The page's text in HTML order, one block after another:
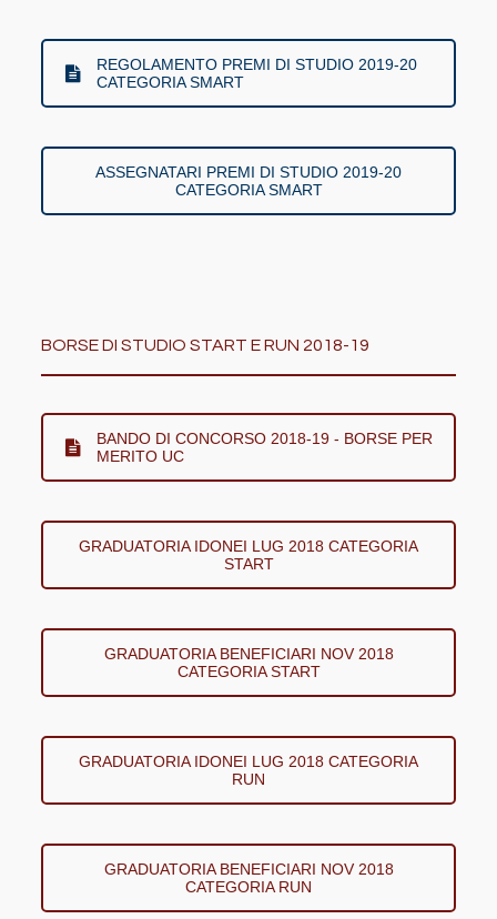
REGOLAMENTO PREMI DI STUDIO 2019-20
CATEGORIA SMART
ASSEGNATARI PREMI DI STUDIO 2019-20
CATEGORIA SMART
BORSE DI STUDIO START E RUN 2018-19
BANDO DI CONCORSO 2018-19 - BORSE PER
MERITO UC
GRADUATORIA IDONEI LUG 2018 CATEGORIA
START
GRADUATORIA BENEFICIARI NOV 2018
CATEGORIA START
GRADUATORIA IDONEI LUG 2018 CATEGORIA
RUN
GRADUATORIA BENEFICIARI NOV 2018
CATEGORIA RUN